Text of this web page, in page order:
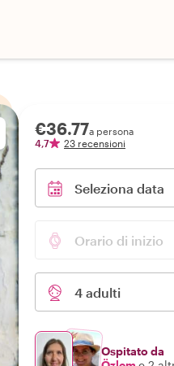
€36.77a persona
4,7
23 recensioni
Seleziona data
Orario di inizio
4 adulti
Ospitato da